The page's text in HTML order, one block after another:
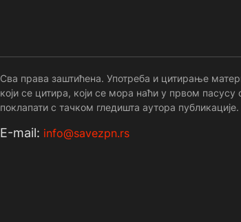
Сва права заштићена. Употреба и цитирање
који се цитира, који се мора наћи у првом
поклапати с тачком гледишта аутора публикације.
Е-mail: info@savezpn.rs